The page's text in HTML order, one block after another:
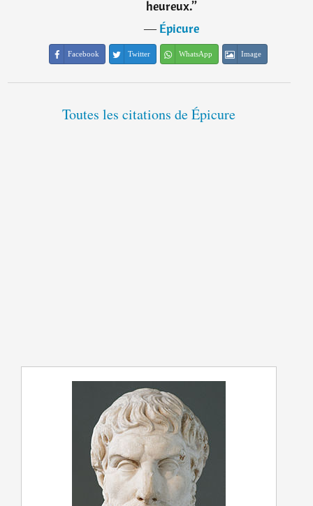
heureux.”
―Épicure
Facebook Twitter WhatsApp Image
Toutes les citations de Épicure